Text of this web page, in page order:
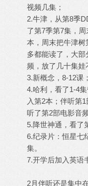
视频几集；
2.牛津，从第8季
了第7季第7集，
本，周末把牛津树
多都能读了，大
频，放了几十集娃
3.新概念，8-12课；
4.哈利，看了1-4
入第2本；伴听第
听了第2部电影音
5.降世神通，看了
6.纪录片：恒星七
集。
7.开学后加入英语
2月伴听还是集中